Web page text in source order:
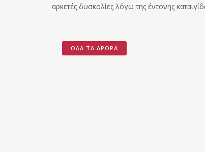
αρκετές δυσκολίες λόγω της έντονης
ΌΛΑ ΤΑ ΆΡΘΡΑ